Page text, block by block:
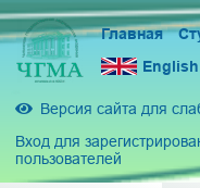
Главная
English
Версия сайта для
Вход для
пользователей